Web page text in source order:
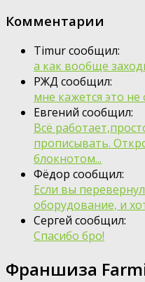
Комментарии
Timur сообщил:
а как вообще
РЖД сообщил:
мне кажется это не
Евгений сообщил:
Всё
прописывать.
блокнотом...
Фёдор сообщил:
Если вы
оборудование, и
Сергей сообщил:
Спасибо бро!
Франшиза